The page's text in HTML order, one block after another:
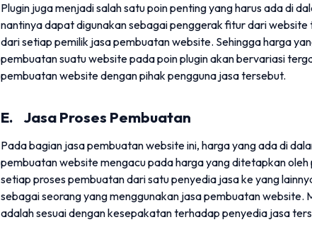
Plugin juga menjadi salah satu poin penting yang harus ada di
nantinya dapat digunakan sebagai penggerak fitur dari
dari setiap pemilik jasa pembuatan website. Sehingga harga
pembuatan suatu website pada poin plugin akan bervariasi
pembuatan website dengan pihak pengguna jasa tersebut.
E. Jasa Proses Pembuatan
Pada bagian jasa pembuatan website ini, harga yang ada di
pembuatan website mengacu pada harga yang ditetapkan
setiap proses pembuatan dari satu penyedia jasa ke yang
sebagai seorang yang menggunakan jasa pembuatan website.
adalah sesuai dengan kesepakatan terhadap penyedia jasa